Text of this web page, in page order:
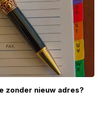
zonder nieuw adres?